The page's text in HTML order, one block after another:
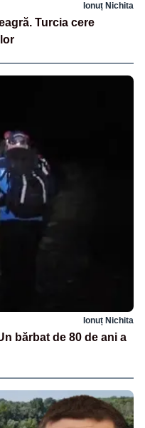
Ionuț Nichita
Turcia cere
Ionuț Nichita
bărbat de 80 de ani a